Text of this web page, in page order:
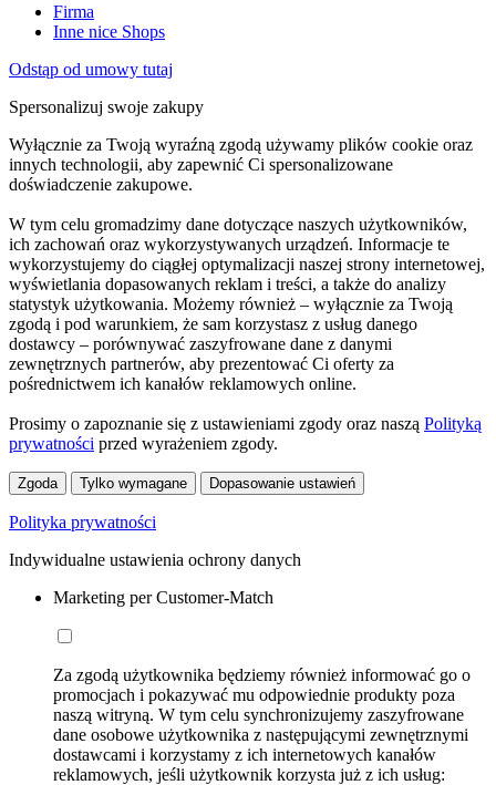
Firma
Inne nice Shops
Odstąp od umowy tutaj
Spersonalizuj swoje zakupy
Wyłącznie za Twoją wyraźną zgodą używamy plików cookie oraz
innych technologii, aby zapewnić Ci spersonalizowane
doświadczenie zakupowe.
W tym celu gromadzimy dane dotyczące naszych użytkowników,
ich zachowań oraz wykorzystywanych urządzeń. Informacje te
wykorzystujemy do ciągłej optymalizacji naszej strony internetowej,
wyświetlania dopasowanych reklam i treści, a także do analizy
statystyk użytkowania. Możemy również – wyłącznie za Twoją
zgodą i pod warunkiem, że sam korzystasz z usług danego
dostawcy – porównywać zaszyfrowane dane z danymi
zewnętrznych partnerów, aby prezentować Ci oferty za
pośrednictwem ich kanałów reklamowych online.
Prosimy o zapoznanie się z ustawieniami zgody oraz naszą Polityką
prywatności przed wyrażeniem zgody.
Zgoda Tylko wymagane Dopasowanie ustawień
Polityka prywatności
Indywidualne ustawienia ochrony danych
Marketing per Customer-Match
Za zgodą użytkownika będziemy również informować go o
promocjach i pokazywać mu odpowiednie produkty poza
naszą witryną. W tym celu synchronizujemy zaszyfrowane
dane osobowe użytkownika z następującymi zewnętrznymi
dostawcami i korzystamy z ich internetowych kanałów
reklamowych, jeśli użytkownik korzysta już z ich usług: